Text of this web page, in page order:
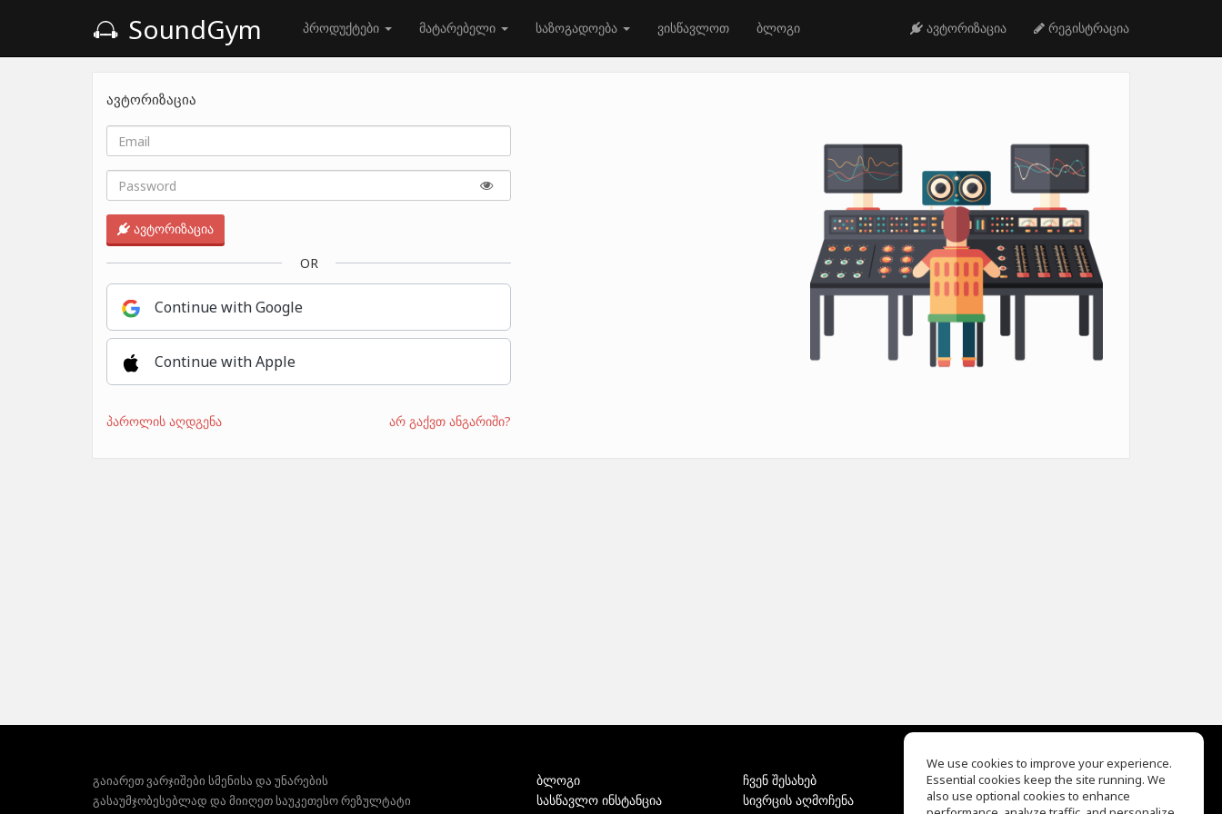
SoundGym პროდუქტები მატარებელი საზოგადოება ვისწავლოთ ბლოგი ავტორიზაცია რეგისტრაცია
ავტორიზაცია
ავტორიზაცია
OR
Continue with Google
Continue with Apple
პაროლის აღდგენა არ გაქვთ ანგარიში?
გაიარეთ ვარჯიშები სმენისა და უნარების
გასაუმჯობესებლად და მიიღეთ საუკეთესო რეზულტატი
ბლოგი
სასწავლო ინსტანცია
ჩვენ შესახებ
სივრცის აღმოჩენა
EQ Ear Training
Drum Machine
We use cookies to improve your experience.
Essential cookies keep the site running. We
also use optional cookies to enhance